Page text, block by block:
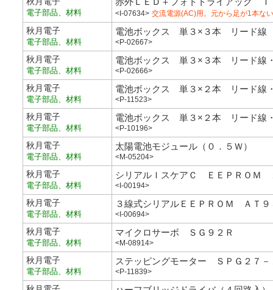
電子部品、材料 <I-07634> 交流電源(AC)用。元から足が1本な
秋月電子
電子部品、材料
電池ボックス 単３×３本 リード線
<P-02667>
秋月電子
電子部品、材料
電池ボックス 単３×３本 リード線
<P-02666>
秋月電子
電子部品、材料
電池ボックス 単３×２本 リード線
<P-11523>
秋月電子
電子部品、材料
電池ボックス 単３×２本 リード線
<P-10196>
秋月電子
電子部品、材料
太陽電池モジュール（０．５Ｗ）
<M-05204>
秋月電子
電子部品、材料
シリアルＩスケアＣ ＥＥＰＲＯＭ
<I-00194>
秋月電子
電子部品、材料
３線式シリアルＥＥＰＲＯＭ ＡＴ
<I-00694>
秋月電子
電子部品、材料
マイクロサーボ ＳＧ９２Ｒ
<M-08914>
秋月電子
電子部品、材料
ステッピングモーター ＳＰＧ２７－
<P-11839>